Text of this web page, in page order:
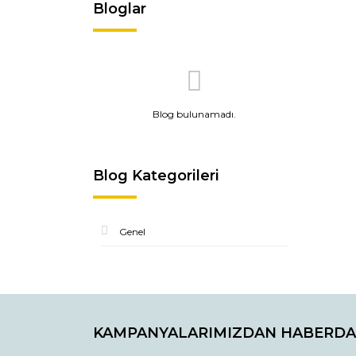
Bloglar
Blog bulunamadı.
Blog Kategorileri
Genel
KAMPANYALARIMIZDAN